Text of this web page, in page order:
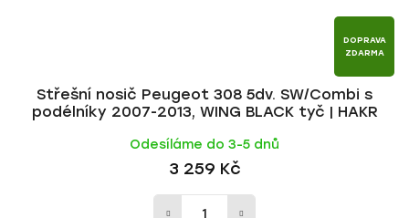
DOPRAVA
ZDARMA
Střešní nosič Peugeot 308 5dv. SW/Combi s
podélníky 2007-2013, WING BLACK tyč | HAKR
Odesíláme do 3-5 dnů
3 259 Kč